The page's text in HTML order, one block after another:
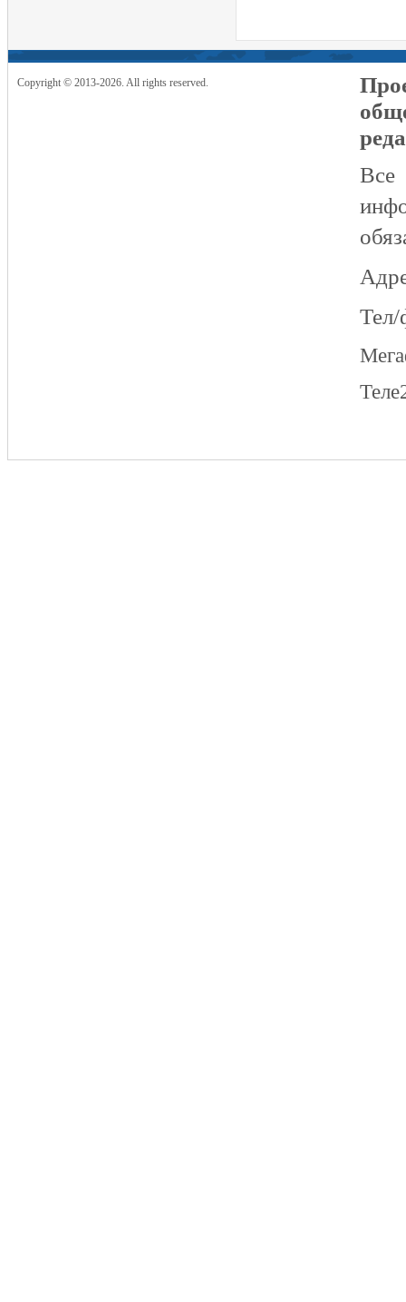
Copyright © 2013-2026. All rights reserved.